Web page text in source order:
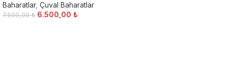
Baharatlar, Çuval Baharatlar
7.500,00₺ 6.500,00 ₺